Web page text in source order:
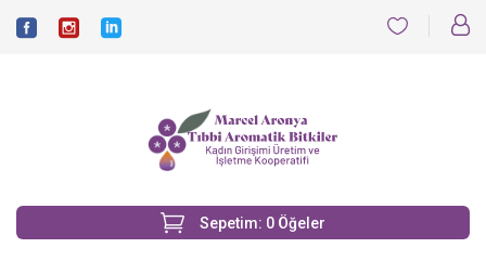
Sepetim: 0 Öğeler